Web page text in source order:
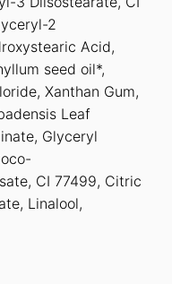
2
Acid,
seed oil*,
Xanthan Gum,
Leaf
Glyceryl
CI 77499, Citric
Linalool,